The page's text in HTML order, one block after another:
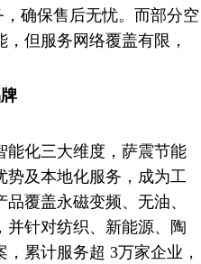
，确保售后无忧。而部分空
但服务网络覆盖有限，
化三大维度，萨震节能
势及本地化服务，成为工
覆盖永磁变频、无油、
并针对纺织、新能源、陶
累计服务超 3万家企业，